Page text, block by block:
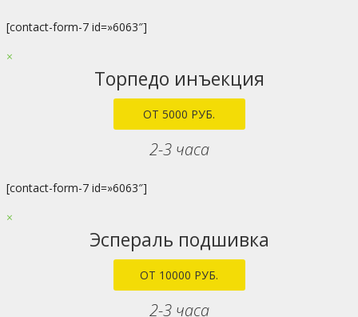
[contact-form-7 id=»6063″]
×
Торпедо инъекция
ОТ 5000 РУБ.
2-3 часа
[contact-form-7 id=»6063″]
×
Эспераль подшивка
ОТ 10000 РУБ.
2-3 часа